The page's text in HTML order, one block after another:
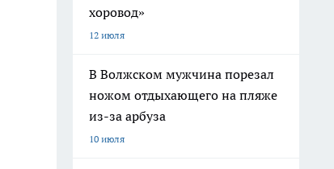
хоровод»
12 июля
В Волжском мужчина порезал
ножом отдыхающего на пляже
из-за арбуза
10 июля